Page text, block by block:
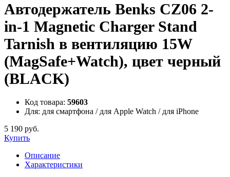
Автодержатель Benks CZ06 2-
in-1 Magnetic Charger Stand
Tarnish в вентиляцию 15W
(MagSafe+Watch), цвет черный
(BLACK)
Код товара: 59603
Для: для смартфона / для Apple Watch / для iPhone
5 190 руб.
Купить
Описание
Характеристики